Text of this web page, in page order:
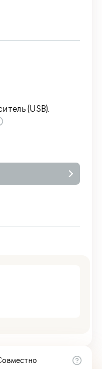
(USB).